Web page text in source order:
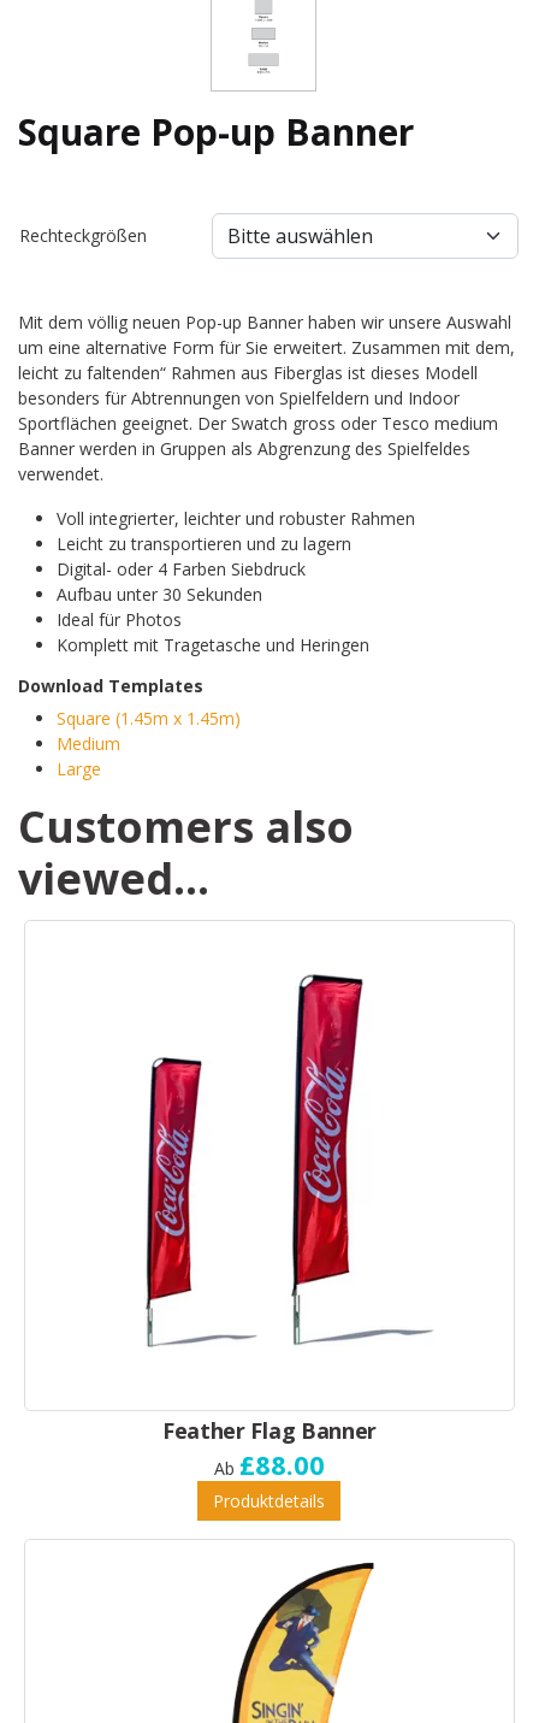
Square Pop-up Banner
Rechteckgrößen
Mit dem völlig neuen Pop-up Banner haben wir unsere Auswahl
um eine alternative Form für Sie erweitert. Zusammen mit dem,
leicht zu faltenden“ Rahmen aus Fiberglas ist dieses Modell
besonders für Abtrennungen von Spielfeldern und Indoor
Sportflächen geeignet. Der Swatch gross oder Tesco medium
Banner werden in Gruppen als Abgrenzung des Spielfeldes
verwendet.
Voll integrierter, leichter und robuster Rahmen
Leicht zu transportieren und zu lagern
Digital- oder 4 Farben Siebdruck
Aufbau unter 30 Sekunden
Ideal für Photos
Komplett mit Tragetasche und Heringen
Download Templates
Square (1.45m x 1.45m)
Medium
Large
Customers also
viewed…
Feather Flag Banner
Ab £88.00
Produktdetails